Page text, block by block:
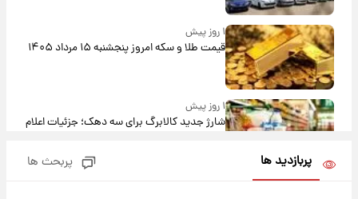
۱ روز پیش
قیمت طلا و سکه امروز پنجشنبه ۱۵ مرداد ۱۴۰۵
۱ روز پیش
شارژ جدید کالابرگ برای سه دهک؛ جزئیات اعلام
پربازدید ها پربحث ها